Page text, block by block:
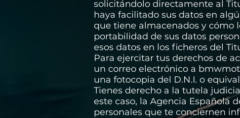
solicitándolo directamente al
haya facilitado sus datos en
que tiene almacenados y cómo
portabilidad de sus datos
esos datos en los ficheros del
Para ejercitar tus derechos de
un correo electrónico a
una fotocopia del D.N.I. o
Tienes derecho a la tutela
este caso, la Agencia Española
personales que te conciernen